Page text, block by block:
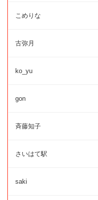
こめりな
古弥月
ko_yu
gon
斉藤知子
さいはて駅
saki